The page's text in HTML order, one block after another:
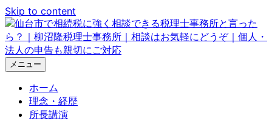
Skip to content
メニュー
ホーム
理念・経歴
所長講演